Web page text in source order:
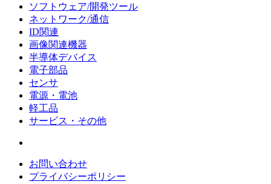
ソフトウェア/開発ツール
ネットワーク/通信
ID関連
画像関連機器
半導体デバイス
電子部品
センサ
電源・電池
軽工品
サービス・その他
お問い合わせ
プライバシーポリシー